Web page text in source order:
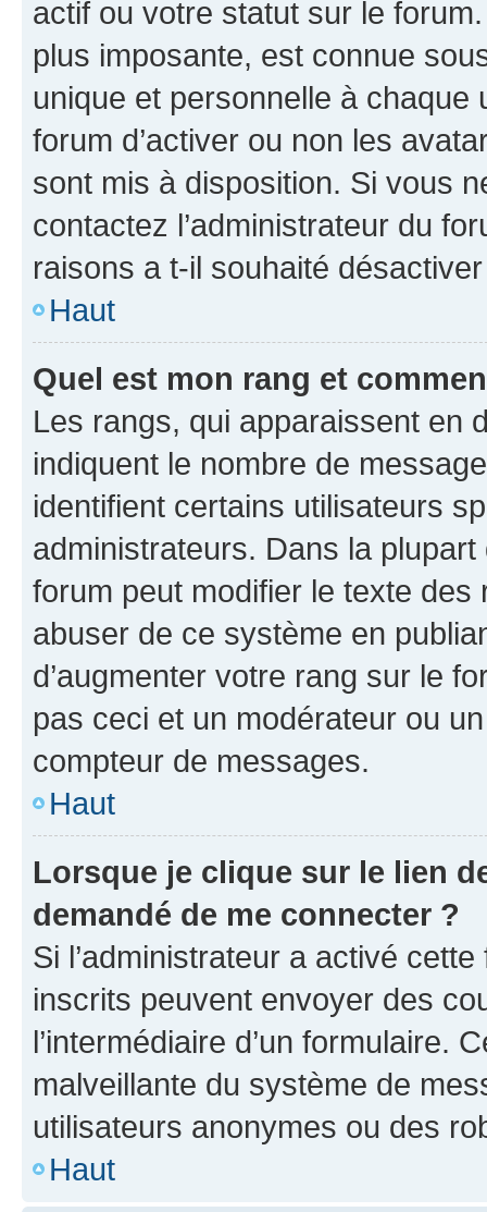
actif ou votre statut sur le
plus imposante, est connue
unique et personnelle à chaque
forum d’activer ou non les
sont mis à disposition. Si vous
contactez l’administrateur du
raisons a t-il souhaité
Haut
Quel est mon rang et
Les rangs, qui apparaissent en
indiquent le nombre de
identifient certains utilisateurs
administrateurs. Dans la
forum peut modifier le texte
abuser de ce système en
d’augmenter votre rang sur le
pas ceci et un modérateur ou
compteur de messages.
Haut
Lorsque je clique sur le lien
demandé de me connecter ?
Si l’administrateur a activé
inscrits peuvent envoyer des
l’intermédiaire d’un formulaire.
malveillante du système de
utilisateurs anonymes ou des
Haut